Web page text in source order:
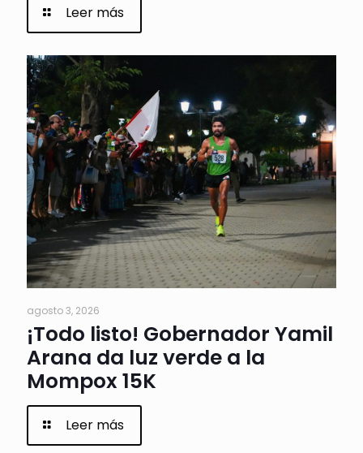
Leer más
agosto 3, 2026
¡Todo listo! Gobernador Yamil
Arana da luz verde a la
Mompox 15K
Leer más